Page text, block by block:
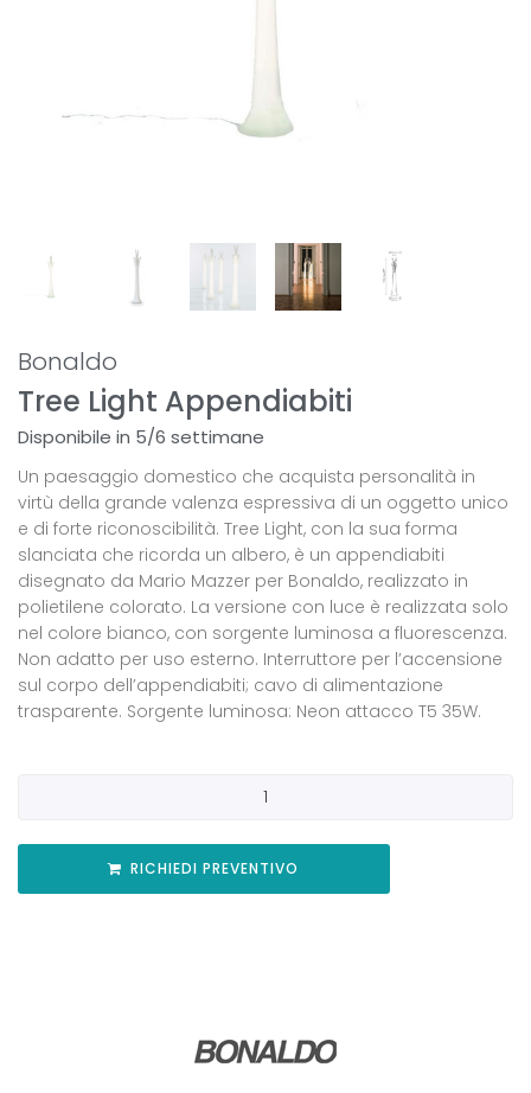
Bonaldo
Tree Light Appendiabiti
Disponibile in 5/6 settimane
Un paesaggio domestico che acquista personalità in
virtù della grande valenza espressiva di un oggetto unico
e di forte riconoscibilità. Tree Light, con la sua forma
slanciata che ricorda un albero, è un appendiabiti
disegnato da Mario Mazzer per Bonaldo, realizzato in
polietilene colorato. La versione con luce è realizzata solo
nel colore bianco, con sorgente luminosa a fluorescenza.
Non adatto per uso esterno. Interruttore per l’accensione
sul corpo dell’appendiabiti; cavo di alimentazione
trasparente. Sorgente luminosa: Neon attacco T5 35W.
RICHIEDI PREVENTIVO